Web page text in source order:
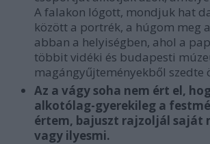
A falakon lógott, mondjuk hat
között a portrék, a húgom meg
abban a helyiségben, ahol a
többit vidéki és budapesti
magángyűjteményekből szedte
Az a vágy soha nem ért el,
alkotólag-gyerekileg a
értem, bajuszt rajzoljál saját
vagy ilyesmi.